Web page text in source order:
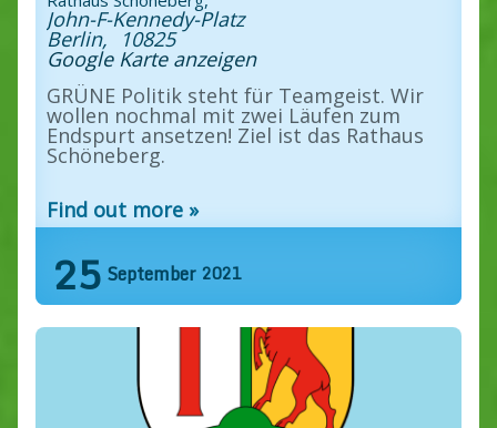
John-F-Kennedy-Platz
Berlin, 10825
Google Karte anzeigen
GRÜNE Politik steht für Teamgeist. Wir
wollen nochmal mit zwei Läufen zum
Endspurt ansetzen! Ziel ist das Rathaus
Schöneberg.
Find out more »
25 September 2021